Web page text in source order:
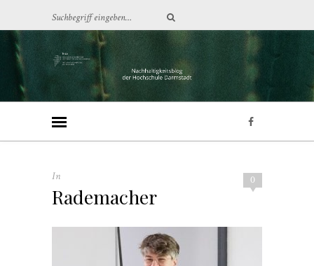
0
In
Rademacher